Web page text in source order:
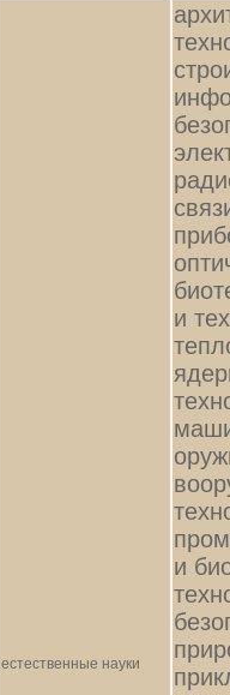
естественные науки
и
и